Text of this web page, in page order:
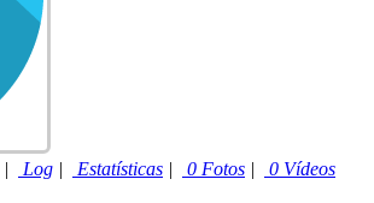
| Log | Estatísticas | 0 Fotos | 0 Vídeos